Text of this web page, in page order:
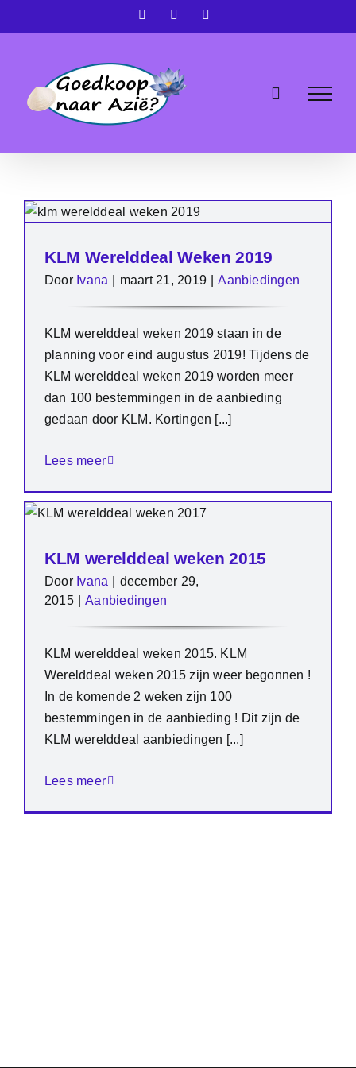
naar
Facebook
KLM Werelddeal Weken 2019
Door Ivana maart 21, 2019 Aanbiedingen
KLM werelddeal weken 2019 staan in de
planning voor eind augustus 2019! Tijdens de
KLM werelddeal weken 2019 worden meer
dan 100 bestemmingen in de aanbieding
gedaan door KLM. Kortingen [...]
Lees meer
KLM werelddeal weken 2015
Door Ivana
december 29,
2015
Aanbiedingen
KLM werelddeal weken 2015. KLM
Werelddeal weken 2015 zijn weer begonnen !
In de komende 2 weken zijn 100
bestemmingen in de aanbieding ! Dit zijn de
KLM werelddeal aanbiedingen [...]
Lees meer